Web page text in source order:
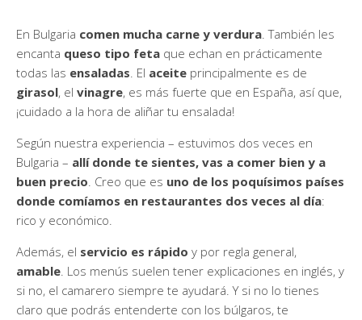
En Bulgaria comen mucha carne y verdura. También les
encanta queso tipo feta que echan en prácticamente
todas las ensaladas. El aceite principalmente es de
girasol, el vinagre, es más fuerte que en España, así que,
¡cuidado a la hora de aliñar tu ensalada!
Según nuestra experiencia – estuvimos dos veces en
Bulgaria – allí donde te sientes, vas a comer bien y a
buen precio. Creo que es uno de los poquísimos países
donde comíamos en restaurantes dos veces al día:
rico y económico.
Además, el servicio es rápido y por regla general,
amable. Los menús suelen tener explicaciones en inglés, y
si no, el camarero siempre te ayudará. Y si no lo tienes
claro que podrás entenderte con los búlgaros, te